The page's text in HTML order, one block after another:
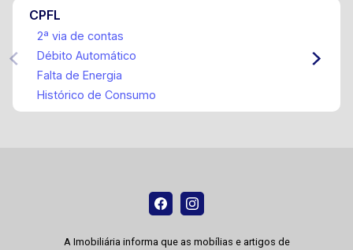
CPFL
2ª via de contas
Débito Automático
Falta de Energia
Histórico de Consumo
A Imobiliária informa que as mobílias e artigos de